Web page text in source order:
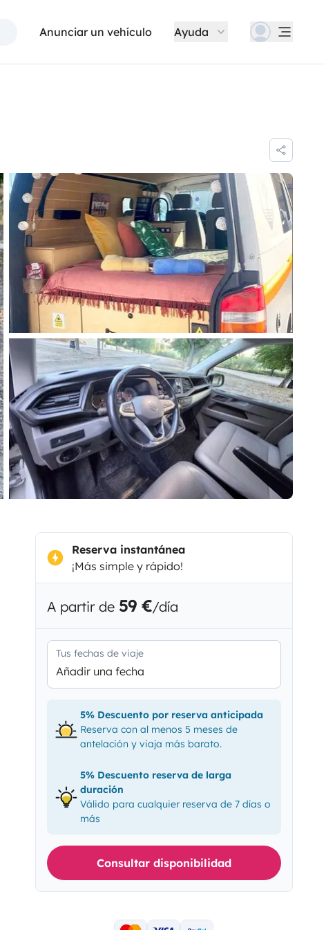
Anunciar un vehículo Ayuda
Reserva instantánea
¡Más simple y rápido!
A partir de 59 €/día
Tus fechas de viaje
Añadir una fecha
5% Descuento por reserva anticipada
Reserva con al menos 5 meses de
antelación y viaja más barato.
5% Descuento reserva de larga
duración
Válido para cualquier reserva de 7 días o
más
Consultar disponibilidad